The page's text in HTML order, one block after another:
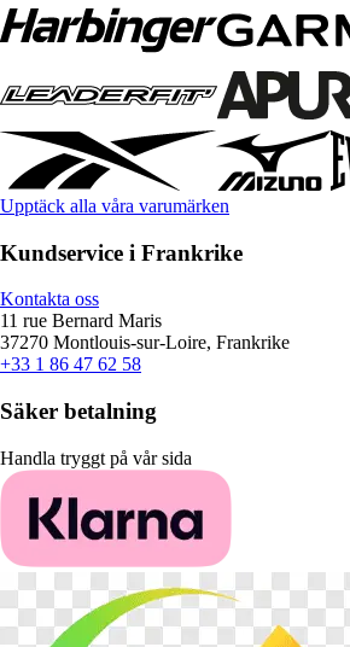
Upptäck alla våra varumärken
Kundservice i Frankrike
Kontakta oss
11 rue Bernard Maris
37270 Montlouis-sur-Loire, Frankrike
+33 1 86 47 62 58
Säker betalning
Handla tryggt på vår sida